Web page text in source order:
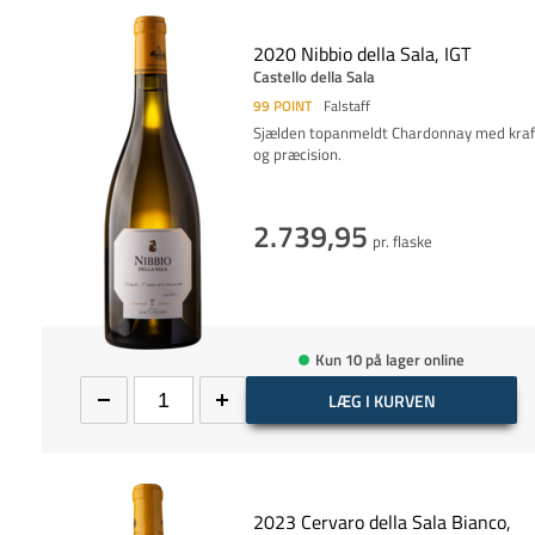
2020 Nibbio della Sala, IGT
Castello della Sala
99 POINT Falstaff
Sjælden topanmeldt Chardonnay med
og præcision.
2.739,95 pr. flaske
Kun 10 på lager online
LÆG I KURVEN
2023 Cervaro della Sala Bianco,